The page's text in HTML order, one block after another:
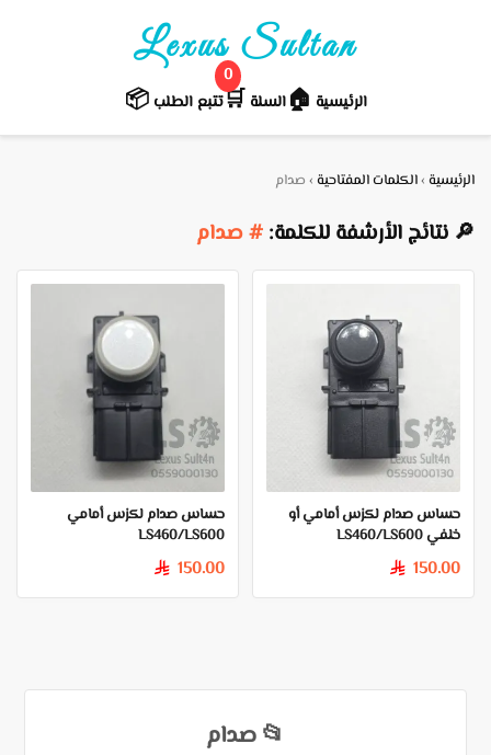
Lexus Sultan
الرئيسية 🏠السلة 🛒️
0
تتبع الطلب📦
الرئيسية ›الكلمات المفتاحية › صدام
🔎 نتائج الأرشفة للكلمة: # صدام
حساس صدام لكزس أمامي أو
خلفي LS460/LS600
150.00
§
حساس صدام لكزس أمامي
LS460/LS600
150.00
§
📂 صدام